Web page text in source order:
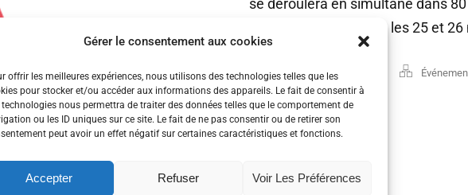
Gérer le consentement aux cookies
offrir les meilleures expériences, nous utilisons des technologies telles que les
pour stocker et/ou accéder aux informations des appareils. Le fait de consentir à
technologies nous permettra de traiter des données telles que le comportement de
ou les ID uniques sur ce site. Le fait de ne pas consentir ou de retirer son
peut avoir un effet négatif sur certaines caractéristiques et fonctions.
Accepter Refuser Voir Les Préférences
se déroulera en simultané dans
d’Europe et du monde les 25 et
Brest,hackathon
Lire la suite